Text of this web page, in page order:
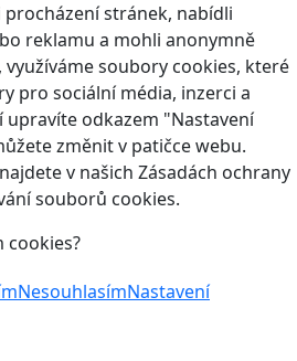
stránek, nabídli
reklamu a mohli anonymně
soubory cookies, které
pro sociální média, inzerci a
upravíte odkazem "Nastavení
změnit v patičce webu.
v našich Zásadách ochrany
souborů cookies.
cookies?
NesouhlasímNastavení